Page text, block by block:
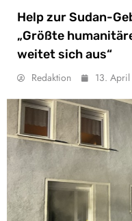
Help zur Sudan-
„Größte
weitet sich aus“
Redaktion 13.